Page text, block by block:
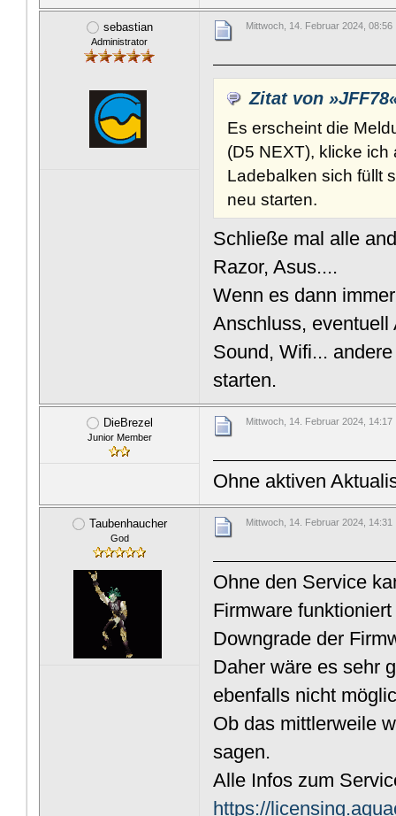
sebastian
Administrator
Mittwoch, 14. Februar 2024, 08:56
Zitat von
Es erscheint die
(D5 NEXT), klicke
Ladebalken sich füllt
neu starten.
Schließe mal alle
Razor, Asus....
Wenn es dann
Anschluss,
Sound, Wifi...
starten.
DieBrezel
Junior Member
Mittwoch, 14. Februar 2024, 14:17
Ohne aktiven
Taubenhaucher
God
Mittwoch, 14. Februar 2024, 14:31
Ohne den Service
Firmware
Downgrade der
Daher wäre es sehr
ebenfalls nicht
Ob das mittlerweile
sagen.
Alle Infos zum
https://